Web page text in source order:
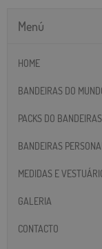
Menú
HOME
BANDEIRAS DO
PACKS DO BANDEIRAS
BANDEIRAS
MEDIDAS E
GALERIA
CONTACTO